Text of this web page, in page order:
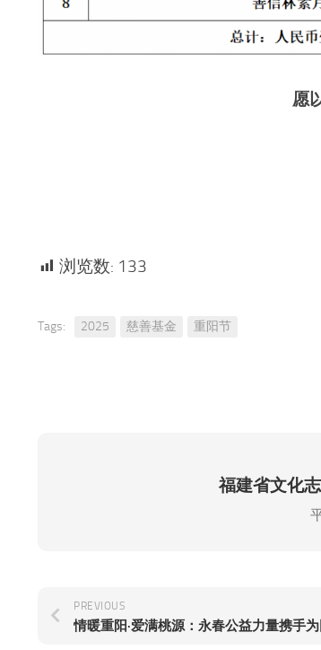
愿
浏览数: 133
Tags: 2025 慈善基金 重阳节
福建省文化
PREVIOUS